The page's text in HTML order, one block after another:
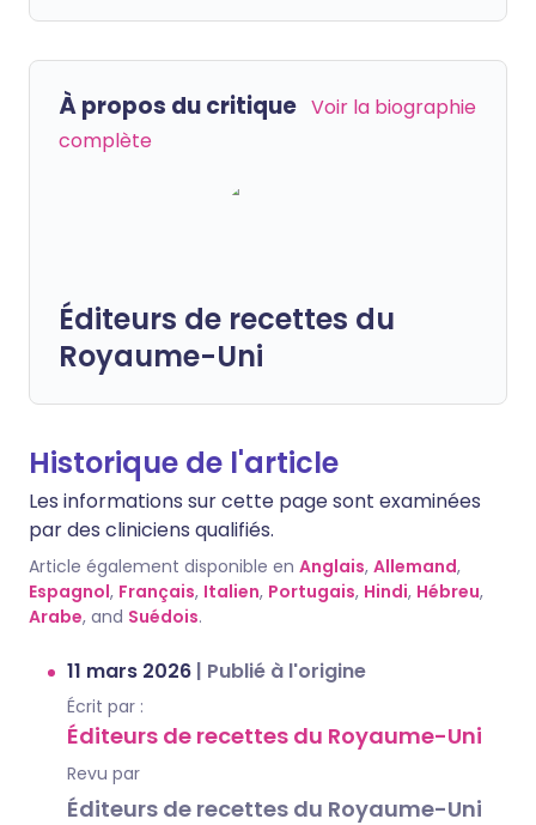
À propos du critique Voir la biographie
complète
Éditeurs de recettes du
Royaume-Uni
Historique de l'article
Les informations sur cette page sont examinées
par des cliniciens qualifiés.
Article également disponible en Anglais, Allemand,
Espagnol, Français, Italien, Portugais, Hindi, Hébreu,
Arabe, and Suédois.
11 mars 2026 | Publié à l'origine
Écrit par :
Éditeurs de recettes du Royaume-Uni
Revu par
Éditeurs de recettes du Royaume-Uni